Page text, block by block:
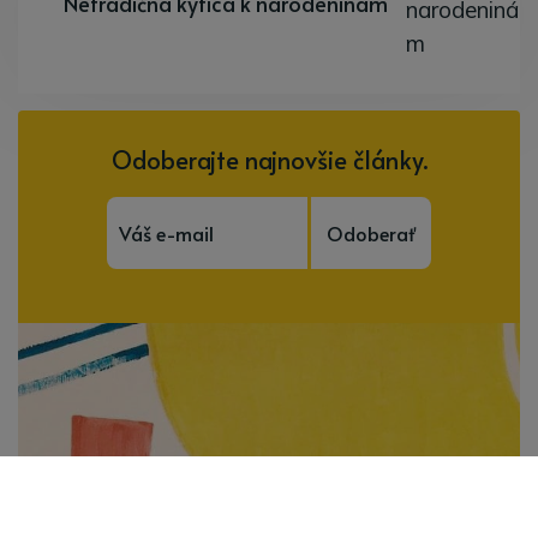
Odoberajte najnovšie články.
Odoberať